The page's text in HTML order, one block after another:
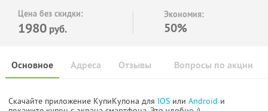
Цена без скидки:
1980 руб.
Экономия:
50%
Основное Отзывы Вопросы по акции
Адреса
Скачайте приложение КупиКупона для IOS или Android и